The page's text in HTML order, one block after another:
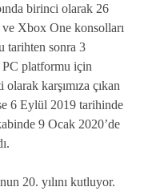
birinci olarak 26
Xbox One konsolları
tarihten sonra 3
PC platformu için
karşımıza çıkan
6 Eylül 2019 tarihinde
9 Ocak 2020’de
20. yılını kutluyor.